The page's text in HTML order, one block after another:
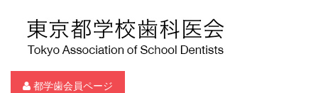
都学歯会員ページ